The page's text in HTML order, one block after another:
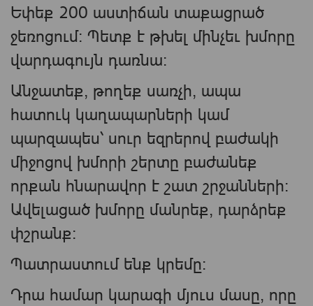
Եփեք 200 աստիճան տաքացրած
ջեռոցում: Պետք է թխել մինչեւ խմորը
վարդագույն դառնա։
Անջատեք, թողեք սառչի, ապա
հատուկ կաղապարների կամ
պարզապես՝ սուր եզրերով բաժակի
միջոցով խմորի շերտը բաժանեք
որքան հնարավոր է շատ շրջանների:
Ավելացած խմորը մանրեք, դարձրեք
փշրանք:
Պատրաստում ենք կրեմը։
Դրա համար կարագի մյուս մասը, որը